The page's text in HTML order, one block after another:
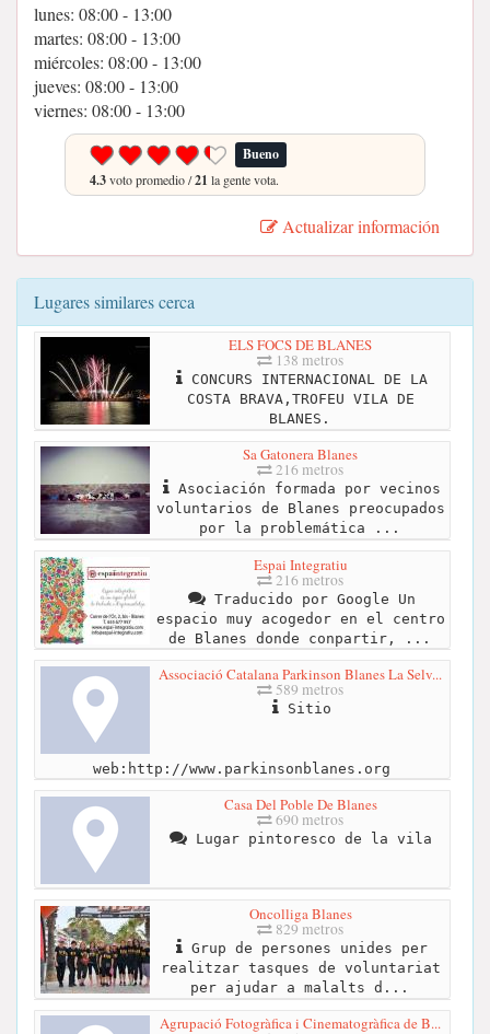
lunes: 08:00 - 13:00
martes: 08:00 - 13:00
miércoles: 08:00 - 13:00
jueves: 08:00 - 13:00
viernes: 08:00 - 13:00
Bueno
4.3voto promedio /21 la gente vota.
Actualizar información
Lugares similares cerca
ELS FOCS DE BLANES
138 metros
CONCURS INTERNACIONAL DE LA
COSTA BRAVA,TROFEU VILA DE
BLANES.
Sa Gatonera Blanes
216 metros
Asociación formada por vecinos
voluntarios de Blanes preocupados
por la problemática ...
Espai Integratiu
216 metros
Traducido por Google Un
espacio muy acogedor en el centro
de Blanes donde conpartir, ...
Associació Catalana Parkinson Blanes La Selv...
589 metros
Sitio
web:http://www.parkinsonblanes.org
Casa Del Poble De Blanes
690 metros
Lugar pintoresco de la vila
Oncolliga Blanes
829 metros
Grup de persones unides per
realitzar tasques de voluntariat
per ajudar a malalts d...
Agrupació Fotogràfica i Cinematogràfica de B...